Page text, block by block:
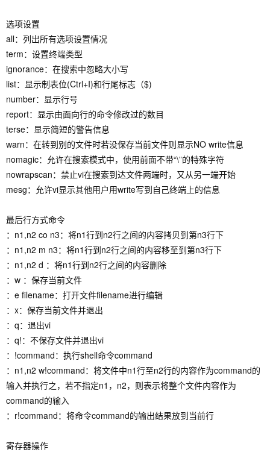
选项设置
all：列出所有选项设置情况
term：设置终端类型
ignorance：在搜索中忽略大小写
list：显示制表位(Ctrl+I)和行尾标志（$)
number：显示行号
report：显示由面向行的命令修改过的数目
terse：显示简短的警告信息
warn：在转到别的文件时若没保存当前文件则显示NO write信息
nomagic：允许在搜索模式中，使用前面不带“\”的特殊字符
nowrapscan：禁止vi在搜索到达文件两端时，又从另一端开始
mesg：允许vi显示其他用户用write写到自己终端上的信息
最后行方式命令
：n1,n2 co n3：将n1行到n2行之间的内容拷贝到第n3行下
：n1,n2 m n3：将n1行到n2行之间的内容移至到第n3行下
：n1,n2 d ：将n1行到n2行之间的内容删除
：w ：保存当前文件
：e filename：打开文件filename进行编辑
：x：保存当前文件并退出
：q：退出vi
：q!：不保存文件并退出vi
：!command：执行shell命令command
：n1,n2 w!command：将文件中n1行至n2行的内容作为command的
输入并执行之，若不指定n1，n2，则表示将整个文件内容作为
command的输入
：r!command：将命令command的输出结果放到当前行
寄存器操作